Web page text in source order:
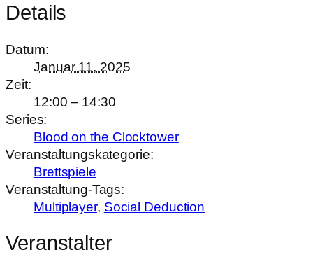
Details
Datum:
Januar 11, 2025
Zeit:
12:00 – 14:30
Series:
Blood on the Clocktower
Veranstaltungskategorie:
Brettspiele
Veranstaltung-Tags:
Multiplayer, Social Deduction
Veranstalter